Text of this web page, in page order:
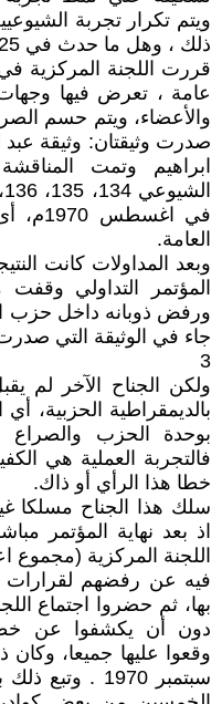
ويتم تكرار تجربة
ذلك ، وهل ما حدث في 25 مايو انقلاب أم ثورة؟
عامة ، تعرض فيها
والأعضاء، ويتم حسم
صدرت وثيقتان: وثيقة
ابراهيم وتمت
في
العامة.
وبعد المداولات كانت
المؤتمر التداولي
ورفض ذوبانه داخل حزب
جاء في الوثيقة التي
3
ولكن الجناح الآخر لم
بالديمقراطية الحزبية، أي
بوحدة الحزب والصراع
فالتجربة العملية هي
خطا هذا الرأي أو ذاك.
سلك هذا الجناح مسلكا
فيه عن رفضهم لقرارات
دون أن يكشفوا عن
وقعوا عليها جميعا، وكان
سبتمبر 1970 .